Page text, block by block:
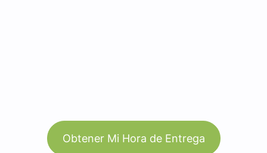
Obtener Mi Hora de Entrega